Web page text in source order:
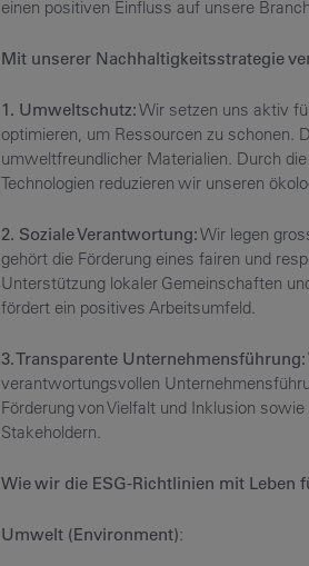
einen positiven Einfluss auf unsere
Mit unserer Nachhaltigkeitsstrategie
1. Umweltschutz:Wir setzen uns aktiv
optimieren, um Ressourcen zu schonen.
umweltfreundlicher Materialien. Durch
Technologien reduzieren wir unseren
2. Soziale Verantwortung:Wir legen
gehört die Förderung eines fairen und
Unterstützung lokaler Gemeinschaften
fördert ein positives Arbeitsumfeld.
3. Transparente Unternehmensführung:
verantwortungsvollen
Förderung von Vielfalt und Inklusion
Stakeholdern.
Wie wir die ESG-Richtlinien mit Leben
Umwelt (Environment):